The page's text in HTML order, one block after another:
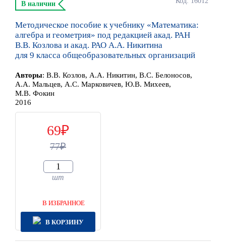
В наличии
Методическое пособие к учебнику «Математика:
алгебра и геометрия» под редакцией акад. РАН
В.В. Козлова и акад. РАО А.А. Никитина
для 9 класса общеобразовательных организаций
Авторы: В.В. Козлов, А.А. Никитин, В.С. Белоносов,
А.А. Мальцев, А.С. Марковичев, Ю.В. Михеев,
М.В. Фокин
2016
69
77
шт
В ИЗБРАННОЕ
В КОРЗИНУ